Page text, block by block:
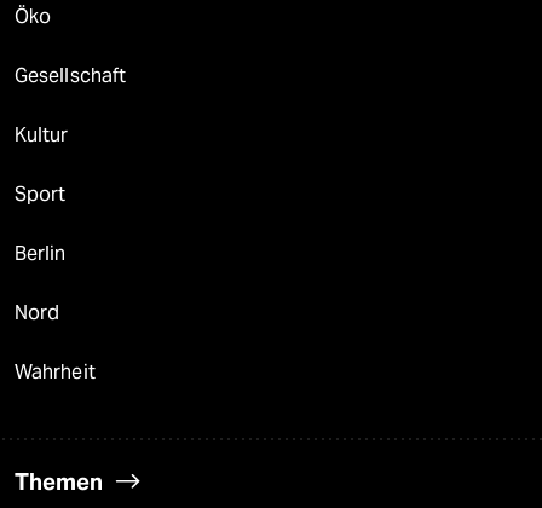
Öko
Gesellschaft
Kultur
Sport
Berlin
Nord
Wahrheit
Themen